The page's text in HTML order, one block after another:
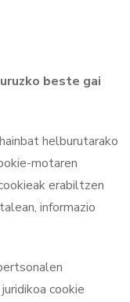
beste gai
helburutarako
motaren
erabiltzen
informazio
cookie